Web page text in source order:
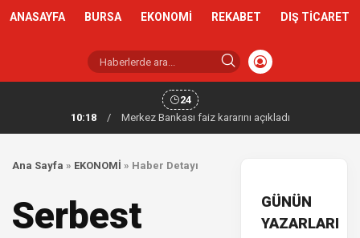
ANASAYFA BURSA EKONOMİ REKABET DIŞ TİCARET
24
10:18
/ Merkez Bankası faiz kararını açıkladı
Ana Sayfa » EKONOMİ » Haber Detayı
Serbest
GÜNÜN
YAZARLARI